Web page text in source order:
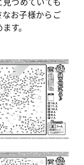
お子様からご
す。